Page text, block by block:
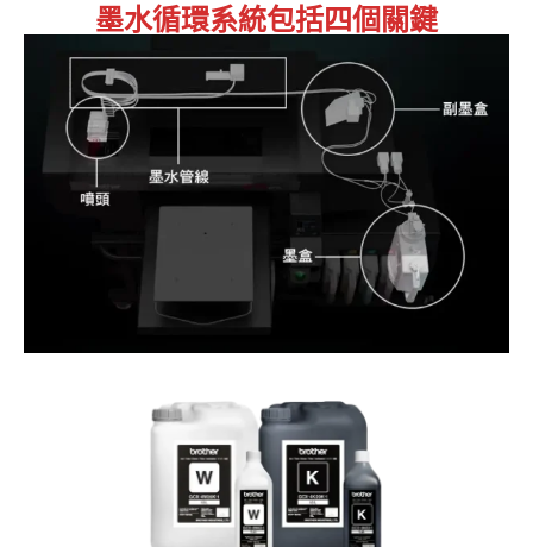
墨水循環系統包括四個關鍵